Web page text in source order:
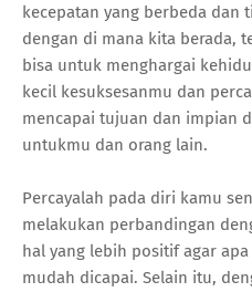
kecepatan yang berbeda dan
dengan di mana kita berada,
bisa untuk menghargai
kecil kesuksesanmu dan
mencapai tujuan dan impian
untukmu dan orang lain.
Percayalah pada diri kamu
melakukan perbandingan
hal yang lebih positif agar
mudah dicapai. Selain itu,